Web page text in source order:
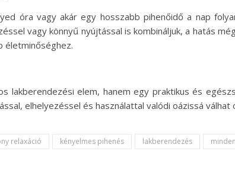
óra vagy akár egy hosszabb pihenőidő a nap
vagy könnyű nyújtással is kombináljuk, a hatás
életminőséghez.
lakberendezési elem, hanem egy praktikus és
elhelyezéssel és használattal valódi oázissá
relaxáció kényelmes pihenés lakberendezés